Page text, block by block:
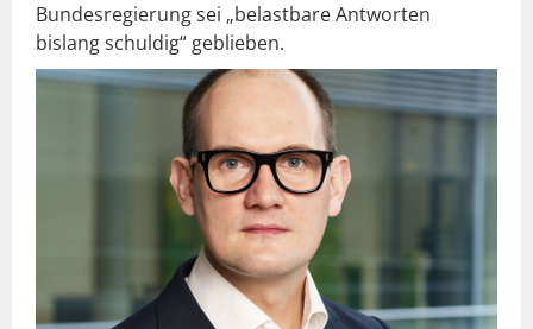
Bundesregierung sei „belastbare Antworten
bislang schuldig“ geblieben.